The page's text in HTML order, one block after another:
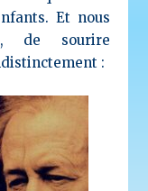
Et nous
de sourire
: